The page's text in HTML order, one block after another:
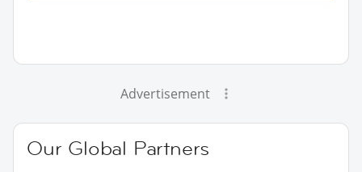
Advertisement
Our Global Partners